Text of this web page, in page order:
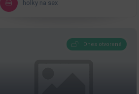
holky na sex
Dnes otvorené